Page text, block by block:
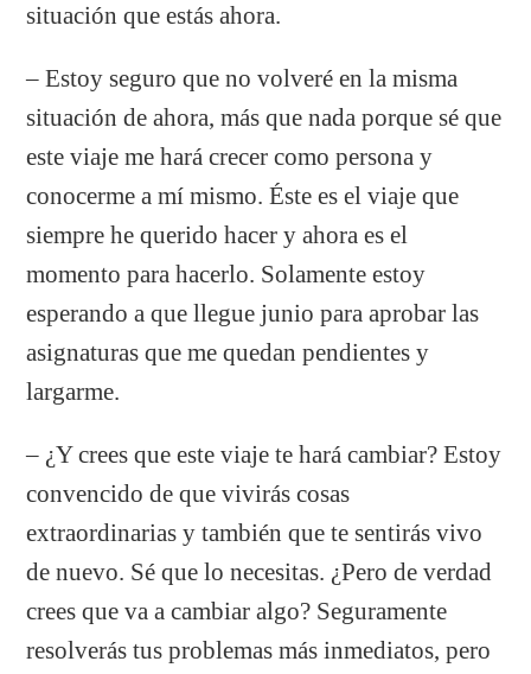
situación que estás ahora.
– Estoy seguro que no volveré en la misma
situación de ahora, más que nada porque sé que
este viaje me hará crecer como persona y
conocerme a mí mismo. Éste es el viaje que
siempre he querido hacer y ahora es el
momento para hacerlo. Solamente estoy
esperando a que llegue junio para aprobar las
asignaturas que me quedan pendientes y
largarme.
– ¿Y crees que este viaje te hará cambiar? Estoy
convencido de que vivirás cosas
extraordinarias y también que te sentirás vivo
de nuevo. Sé que lo necesitas. ¿Pero de verdad
crees que va a cambiar algo? Seguramente
resolverás tus problemas más inmediatos, pero